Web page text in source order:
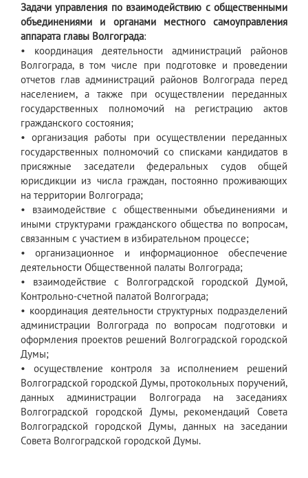
Задачи управления по взаимодействию с общественными
объединениями и органами местного самоуправления
аппарата главы Волгограда:
• координация деятельности администраций районов
Волгограда, в том числе при подготовке и проведении
отчетов глав администраций районов Волгограда перед
населением, а также при осуществлении переданных
государственных полномочий на регистрацию актов
гражданского состояния;
• организация работы при осуществлении переданных
государственных полномочий со списками кандидатов в
присяжные заседатели федеральных судов общей
юрисдикции из числа граждан, постоянно проживающих
на территории Волгограда;
• взаимодействие с общественными объединениями и
иными структурами гражданского общества по вопросам,
связанным с участием в избирательном процессе;
• организационное и информационное обеспечение
деятельности Общественной палаты Волгограда;
• взаимодействие с Волгоградской городской Думой,
Контрольно-счетной палатой Волгограда;
• координация деятельности структурных подразделений
администрации Волгограда по вопросам подготовки и
оформления проектов решений Волгоградской городской
Думы;
• осуществление контроля за исполнением решений
Волгоградской городской Думы, протокольных поручений,
данных администрации Волгограда на заседаниях
Волгоградской городской Думы, рекомендаций Совета
Волгоградской городской Думы, данных на заседании
Совета Волгоградской городской Думы.